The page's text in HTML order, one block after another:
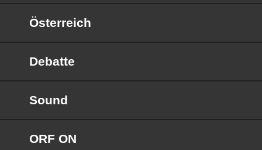
Österreich
Debatte
Sound
ORF ON